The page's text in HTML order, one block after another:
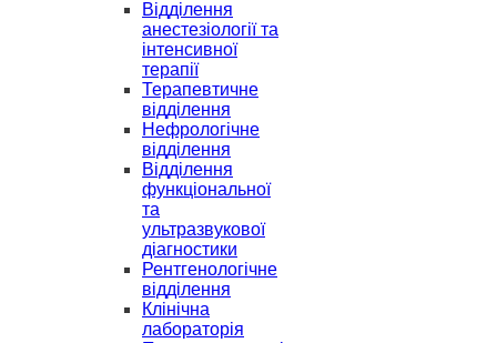
Відділення
анестезіології та
інтенсивної
терапії
Терапевтичне
відділення
Нефрологічне
відділення
Відділення
функціональної
та
ультразвукової
діагностики
Рентгенологічне
відділення
Клінічна
лабораторія